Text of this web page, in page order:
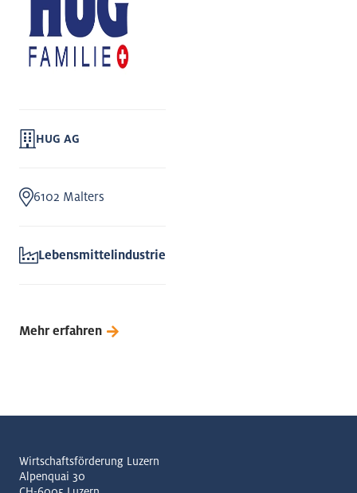
HUG AG
6102 Malters
Lebensmittelindustrie
Mehr erfahren
Wirtschaftsförderung Luzern
Alpenquai 30